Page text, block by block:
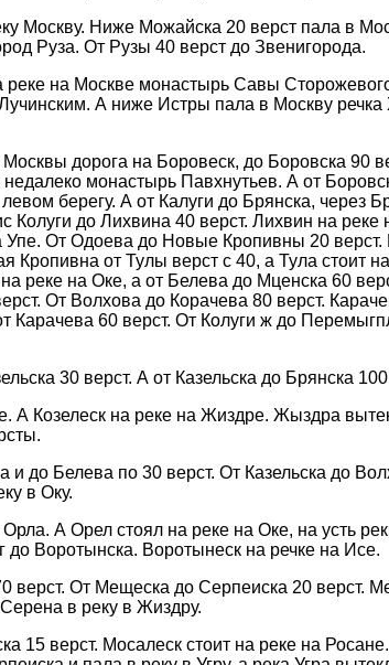
Москву. Ниже Можайска 20 верст пала в
Руза. От Рузы 40 верст до Звенигорода.
на Москве монастырь Савы
А ниже Истры пала в Москву
дорога на Боровеск, до Боровска 90
монастырь Павхнутьев. А от
берегу. А от Калуги до Брянска, через
Колуги до Лихвина 40 верст. Лихвин на
Упе. От Одоева до Новые Кропивны 20 верст.
Кропивна от Тулы верст с 40, а Тула стоит
реке на Оке, а от Белева до Мценска 60
От Волхова до Корачева 80 верст.
Карачева 60 верст. От Колуги ж до
30 верст. А от Казельска до Брянска 100
А Козелеск на реке на Жиздре. Жыздра
и до Белева по 30 верст. От Казельска до
в Оку.
А Орел стоял на реке на Оке, на усть
Воротынска. Воротынеск на речке на Исе.
верст. От Мещеска до Серпеиска 20 верст.
в реку в Жиздру.
15 верст. Мосалеск стоит на реке на